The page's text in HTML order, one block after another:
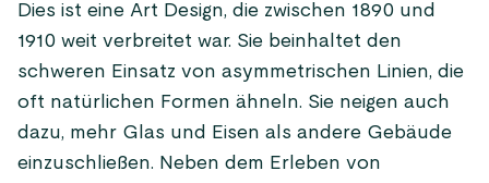
Dies ist eine Art Design, die zwischen 1890 und
1910 weit verbreitet war. Sie beinhaltet den
schweren Einsatz von asymmetrischen Linien, die
oft natürlichen Formen ähneln. Sie neigen auch
dazu, mehr Glas und Eisen als andere Gebäude
einzuschließen. Neben dem Erleben von